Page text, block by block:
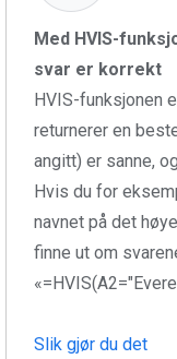
Med HVIS-
svar er korrekt
HVIS-funksjonen
returnerer en
angitt) er sanne,
Hvis du for
navnet på det
finne ut om
Slik gjør du det